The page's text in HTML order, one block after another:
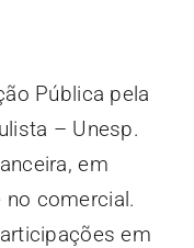
Pública pela
– Unesp.
em
comercial.
em